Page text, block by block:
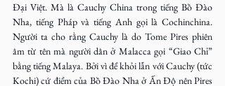
Đại Việt. Mà là Cauchy China trong tiếng Bồ Đào
Nha, tiếng Pháp và tiếng Anh gọi là Cochinchina.
Người ta cho rằng Cauchy là do Tome Pires phiên
âm từ tên mà người dân ở Malacca gọi “Giao Chỉ”
bằng tiếng Malaya. Bởi vì để khỏi lẫn với Cauchy (tức
Kochi) cứ điểm của Bồ Đào Nha ở Ấn Độ nên Pires